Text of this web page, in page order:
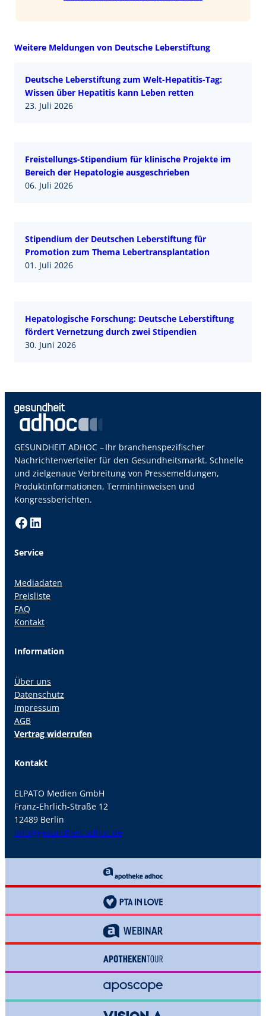
Weitere Meldungen von Deutsche Leberstiftung
Deutsche Leberstiftung zum Welt-Hepatitis-Tag:
Wissen über Hepatitis kann Leben retten
23. Juli 2026
Freistellungs-Stipendium für klinische Projekte im
Bereich der Hepatologie ausgeschrieben
06. Juli 2026
Stipendium der Deutschen Leberstiftung für
Promotion zum Thema Lebertransplantation
01. Juli 2026
Hepatologische Forschung: Deutsche Leberstiftung
fördert Vernetzung durch zwei Stipendien
30. Juni 2026
GESUNDHEIT ADHOC – Ihr branchenspezifischer
Nachrichtenverteiler für den Gesundheitsmarkt. Schnelle
und zielgenaue Verbreitung von Pressemeldungen,
Produktinformationen, Terminhinweisen und
Kongressberichten.
Facebook LinkedIn
Service
Mediadaten
Preisliste
FAQ
Kontakt
Information
Über uns
Datenschutz
Impressum
AGB
Vertrag widerrufen
Kontakt
ELPATO Medien GmbH
Franz-Ehrlich-Straße 12
12489 Berlin
info@gesundheit-adhoc.de